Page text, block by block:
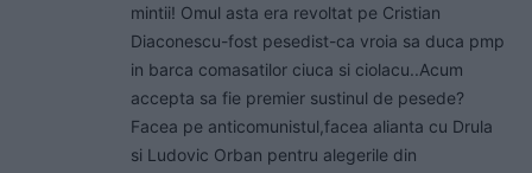
mintii! Omul asta era revoltat pe Cristian
Diaconescu-fost pesedist-ca vroia sa duca pmp
in barca comasatilor ciuca si ciolacu..Acum
accepta sa fie premier sustinul de pesede?
Facea pe anticomunistul,facea alianta cu Drula
si Ludovic Orban pentru alegerile din